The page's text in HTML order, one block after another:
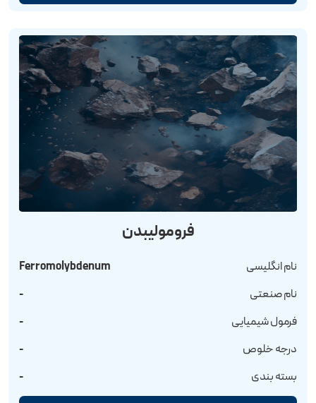
فرومولیبدن
نام انگلیسی
Ferromolybdenum
نام صنعتی
-
فرمول شیمیایی
-
درجه خلوص
-
بسته بندی
-